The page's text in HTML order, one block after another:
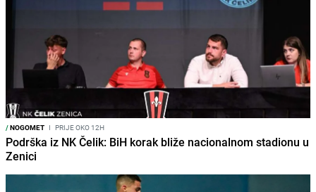
/NOGOMET I PRIJE OKO 12H
Podrška iz NK Čelik: BiH korak bliže nacionalnom stadionu u
Zenici